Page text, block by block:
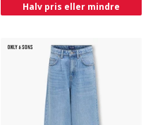
Halv pris eller mindre